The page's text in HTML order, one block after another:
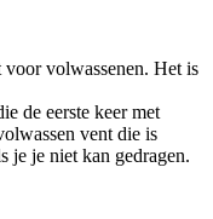
voor volwassenen. Het is
de eerste keer met
vent die is
je je niet kan gedragen.